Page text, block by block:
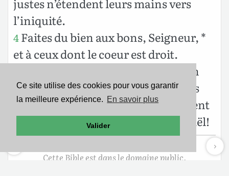
Ce site utilise des cookies pour vous garantir
la meilleure expérience. En savoir plus
Valider
l’iniquité.
4Faites du bien aux bons, Seigneur, *
et à ceux dont le coeur est droit.
Quant à ceux qui se détournent en
des voies tortueuses, le Seigneur les
emmènera avec ceux qui commettent
l’iniquité. * Que la paix soit sur Israël!
Cette Bible est dans le domaine public.